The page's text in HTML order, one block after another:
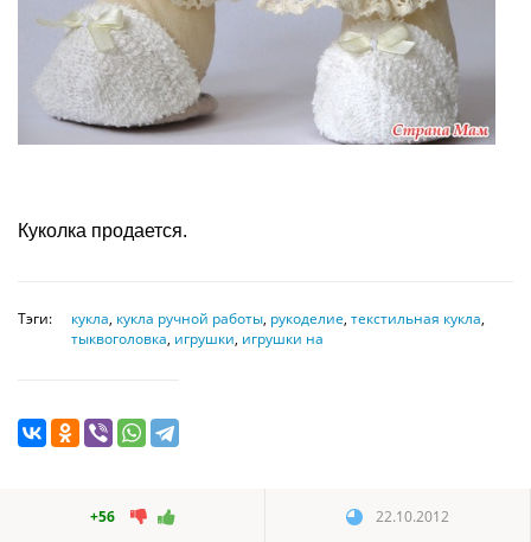
Куколка продается.
Тэги: кукла, кукла ручной работы, рукоделие, текстильная кукла,
тыквоголовка, игрушки, игрушки на
+56 22.10.2012